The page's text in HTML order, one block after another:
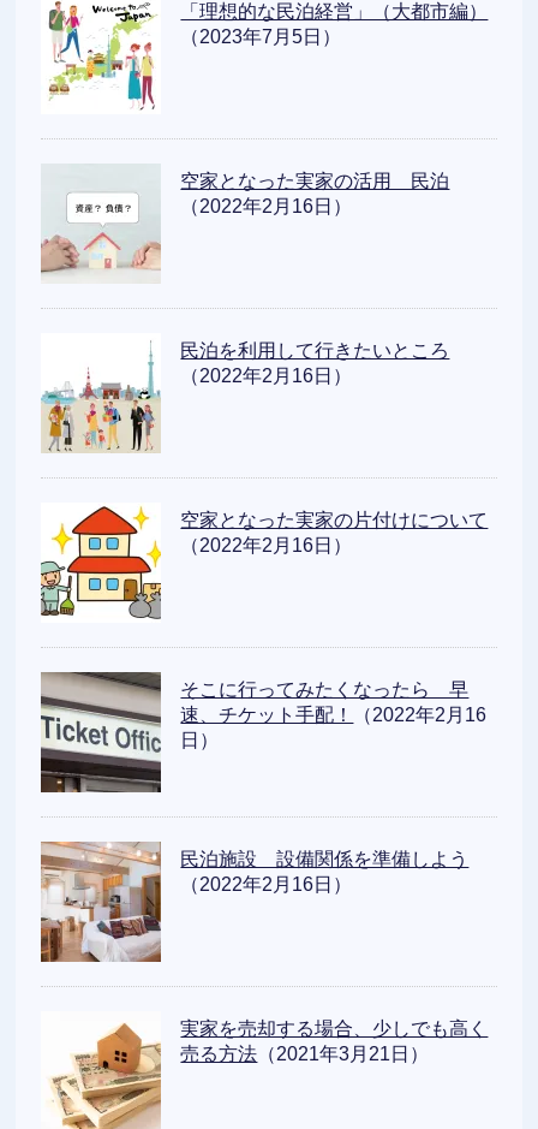
「理想的な民泊経営」（大都市編）
（2023年7月5日）
空家となった実家の活用 民泊
（2022年2月16日）
民泊を利用して行きたいところ
（2022年2月16日）
空家となった実家の片付けについて
（2022年2月16日）
そこに行ってみたくなったら 早
速、チケット手配！
（2022年2月16
日）
民泊施設 設備関係を準備しよう
（2022年2月16日）
実家を売却する場合、少しでも高く
売る方法 （2021年3月21日）